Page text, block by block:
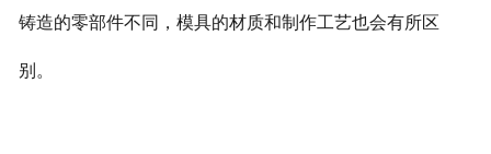
铸造的零部件不同，模具的材质和制作工艺也会有所区
别。